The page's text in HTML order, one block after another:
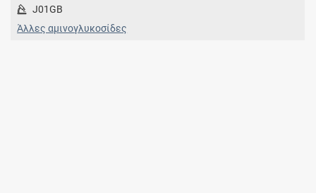
J01GB
Άλλες αμινογλυκοσίδες